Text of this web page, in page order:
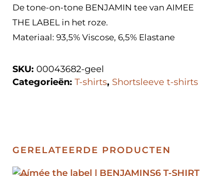
De tone-on-tone BENJAMIN tee van AIMEE
THE LABEL in het roze.
Materiaal: 93,5% Viscose, 6,5% Elastane
SKU: 00043682-geel
Categorieën: T-shirts, Shortsleeve t-shirts
GERELATEERDE PRODUCTEN